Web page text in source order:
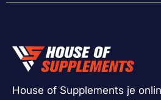
House of Supplements je